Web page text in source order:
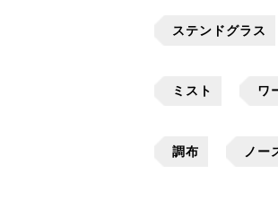
ステンドグラス
ミスト ワ
調布 ノー